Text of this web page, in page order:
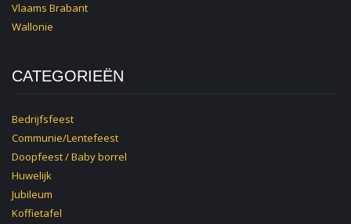
Vlaams Brabant
Wallonie
CATEGORIEËN
Bedrijfsfeest
Communie/Lentefeest
Doopfeest / Baby borrel
Huwelijk
Jubileum
Koffietafel